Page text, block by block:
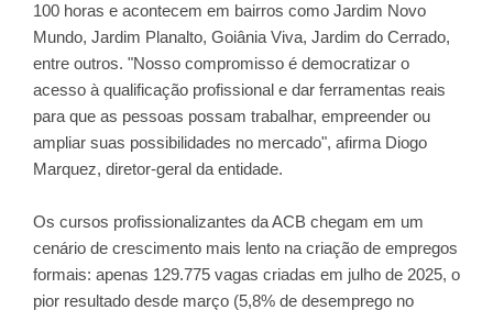
100 horas e acontecem em bairros como Jardim Novo
Mundo, Jardim Planalto, Goiânia Viva, Jardim do Cerrado,
entre outros. "Nosso compromisso é democratizar o
acesso à qualificação profissional e dar ferramentas reais
para que as pessoas possam trabalhar, empreender ou
ampliar suas possibilidades no mercado", afirma Diogo
Marquez, diretor-geral da entidade.
Os cursos profissionalizantes da ACB chegam em um
cenário de crescimento mais lento na criação de empregos
formais: apenas 129.775 vagas criadas em julho de 2025, o
pior resultado desde março (5,8% de desemprego no